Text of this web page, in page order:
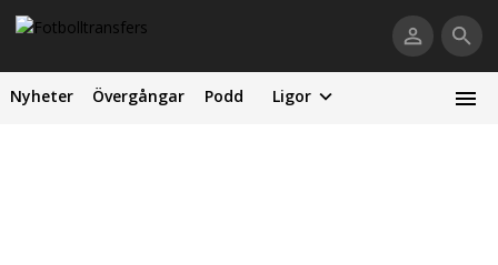
Nyheter Övergångar Podd Ligor